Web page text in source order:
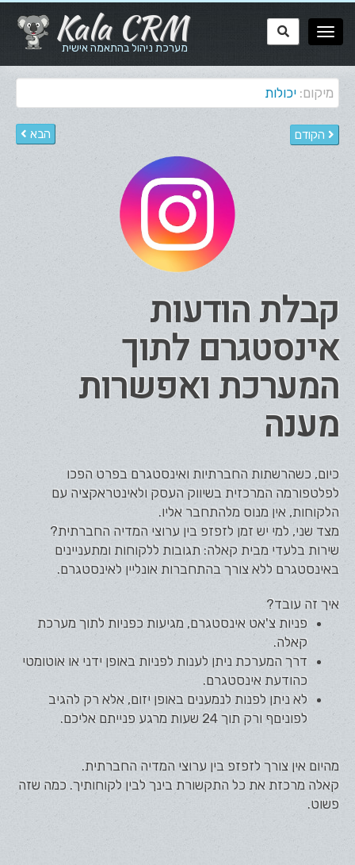
Kala CRM
מערכת ניהול בהתאמה אישית
מיקום: יכולות
הקודם הבא
קבלת הודעות
אינסטגרם לתוך
המערכת ואפשרות
מענה
כיום, כשהרשתות החברתיות ואינסטגרם בפרט הפכו
לפלטפורמה המרכזית בשיווק העסק ולאינטראקציה עם
הלקוחות, אין מנוס מלהתחבר אליו.
מצד שני, למי יש זמן לזפזפ בין ערוצי המדיה החברתית?
שירות בלעדי מבית קאלה: תגובות ללקוחות ומתעניינים
באינסטגרם ללא צורך בהתחברות אונליין לאינסטגרם.
איך זה עובד?
פניות צ'אט אינסטגרם, מגיעות כפניות לתוך מערכת
קאלה.
דרך המערכת ניתן לענות לפניות באופן ידני או אוטומטי
כהודעת אינסטגרם.
לא ניתן לפנות לנמענים באופן יזום, אלא רק להגיב
לפוניםף ורק תוך 24 שעות מרגע פנייתם אליכם.
מהיום אין צורך לזפזפ בין ערוצי המדיה החברתית.
קאלה מרכזת את כל התקשורת בינך לבין לקוחותיך. כמה שזה
פשוט.